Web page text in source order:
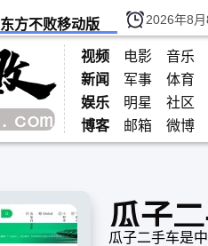
东方不败移动版 2026年8
视频 电影 音乐
新闻
军事 体育
娱乐
明星 社区
博客
邮箱 微博
瓜子
瓜子二手车是